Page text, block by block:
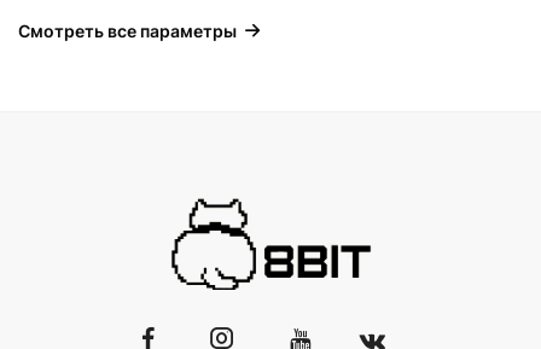
Смотреть все параметры